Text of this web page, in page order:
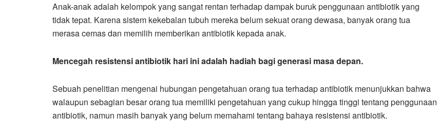
Anak-anak adalah kelompok yang sangat rentan terhadap dampak buruk penggunaan antibiotik yang
tidak tepat. Karena sistem kekebalan tubuh mereka belum sekuat orang dewasa, banyak orang tua
merasa cemas dan memilih memberikan antibiotik kepada anak.
Mencegah resistensi antibiotik hari ini adalah hadiah bagi generasi masa depan.
Sebuah penelitian mengenai hubungan pengetahuan orang tua terhadap antibiotik menunjukkan bahwa
walaupun sebagian besar orang tua memiliki pengetahuan yang cukup hingga tinggi tentang penggunaan
antibiotik, namun masih banyak yang belum memahami tentang bahaya resistensi antibiotik.